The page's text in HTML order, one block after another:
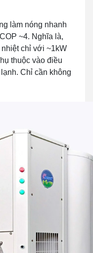
làm nóng nhanh
~4. Nghĩa là,
chỉ với ~1kW
thuộc vào điều
Chỉ cần không